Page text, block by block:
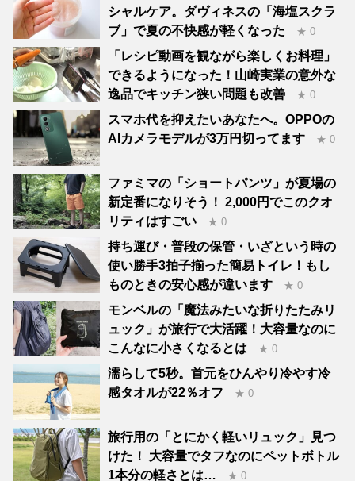
シャルケア。ダヴィネスの「海塩スクラ
ブ」で夏の不快感が軽くなった
★ 0
「レシピ動画を観ながら楽しくお料理」
できるようになった！山崎実業の意外な
逸品でキッチン狭い問題も改善
★ 0
スマホ代を抑えたいあなたへ。OPPOの
AIカメラモデルが3万円切ってます
★ 0
ファミマの「ショートパンツ」が夏場の
新定番になりそう！ 2,000円でこのクオ
リティはすごい
★ 0
持ち運び・普段の保管・いざという時の
使い勝手3拍子揃った簡易トイレ！もし
ものときの安心感が違います
★ 0
モンベルの「魔法みたいな折りたたみリ
ュック」が旅行で大活躍！大容量なのに
こんなに小さくなるとは
★ 0
濡らして5秒。首元をひんやり冷やす冷
感タオルが22％オフ
★ 0
旅行用の「とにかく軽いリュック」見つ
けた！ 大容量でタフなのにペットボトル
1本分の軽さとは…
★ 0